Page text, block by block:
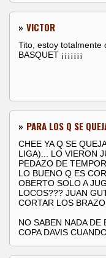
» VICTOR
Tito, estoy totalmente
BASQUET ¡¡¡¡¡¡¡
» PARA LOS Q SE
CHEE YA Q SE
LIGA)... LO VIERON
PEDAZO DE
LO BUENO Q ES
OBERTO SOLO A
LOCOS??? JUAN
CORTAR LOS
NO SABEN NADA DE
COPA DAVIS